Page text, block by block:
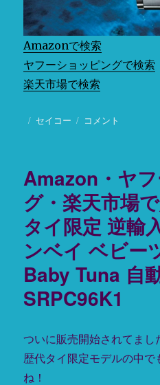
プ
ロ
フ
ェ
ッ
シ
ョ
ル
ー
ズ
コ
ア
シ
ョ
ッ
プ
専
用
通
限
定
Amazonで検索
ヤフーショッピングで検索
楽天市場で検索
投 カ
ー
セイコー
Amazon・
シ
ョ
ッ
ピ
ン
グ・
天
市
場
予
約
開
コメント
Amazon・ヤ
グ・楽天市場
タイ限定 逆輸
ンベイ ベビー
Baby Tuna 自
SRPC96K1
ついに販売開始されてまし
歴代タイ限定モデルの中
ね！